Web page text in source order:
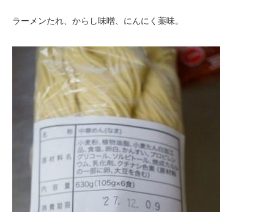
ラーメンたれ、からし味噌、にんにく薬味。